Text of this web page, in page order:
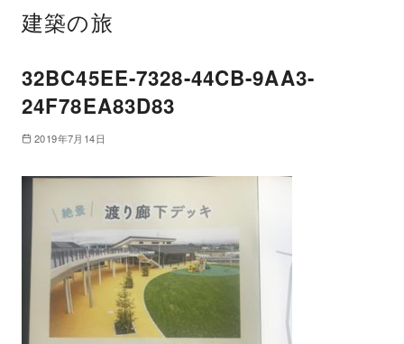
建築の旅
32BC45EE-7328-44CB-9AA3-
24F78EA83D83
2019年7月14日